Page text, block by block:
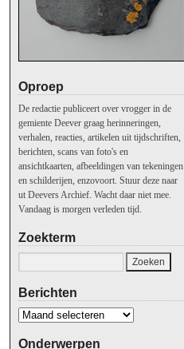
Oproep
De redactie publiceert over vrogger in de
gemiente Deever graag herinneringen,
verhalen, reacties, artikelen uit tijdschriften,
berichten, scans van foto's en
ansichtkaarten, afbeeldingen van tekeningen
en schilderijen, enzovoort. Stuur deze naar
ut Deevers Archief. Wacht daar niet mee.
Vandaag is morgen verleden tijd.
Zoekterm
Berichten
Onderwerpen